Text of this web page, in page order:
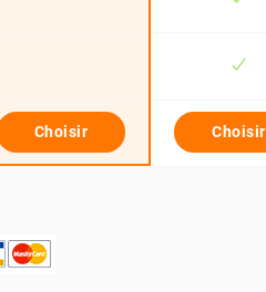
Choisir Choisir